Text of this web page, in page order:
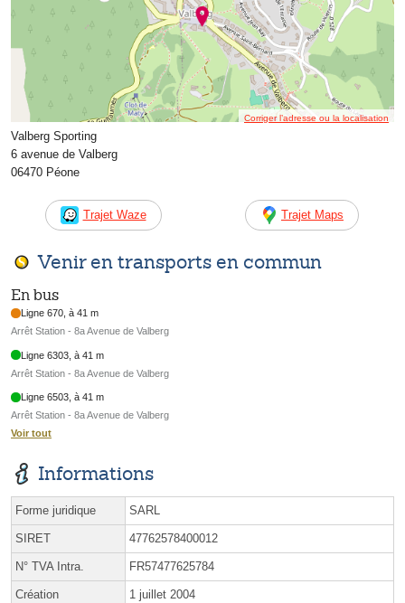
Corriger l’adresse ou la localisation
Valberg Sporting
6 avenue de Valberg
06470 Péone
Trajet Waze Trajet Maps
Venir en transports en commun
En bus
Ligne 670, à 41 m
Arrêt Station - 8a Avenue de Valberg
Ligne 6303, à 41 m
Arrêt Station - 8a Avenue de Valberg
Ligne 6503, à 41 m
Arrêt Station - 8a Avenue de Valberg
Voir tout
Informations
Forme juridique SARL
SIRET 47762578400012
N° TVA Intra. FR57477625784
Création 1 juillet 2004